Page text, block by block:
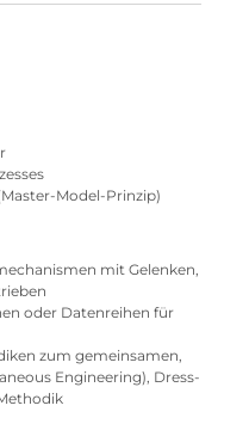
Model-Prinzip)
mit Gelenken,
oder Datenreihen für
zum gemeinsamen,
Engineering), Dress-